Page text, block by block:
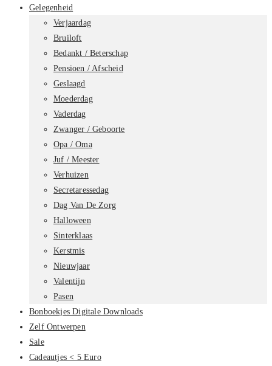
Gelegenheid
Verjaardag
Bruiloft
Bedankt / Beterschap
Pensioen / Afscheid
Geslaagd
Moederdag
Vaderdag
Zwanger / Geboorte
Opa / Oma
Juf / Meester
Verhuizen
Secretaressedag
Dag Van De Zorg
Halloween
Sinterklaas
Kerstmis
Nieuwjaar
Valentijn
Pasen
Bonboekjes Digitale Downloads
Zelf Ontwerpen
Sale
Cadeautjes < 5 Euro